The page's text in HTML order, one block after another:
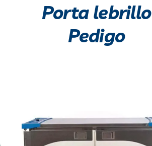
Porta lebrillo
Pedigo